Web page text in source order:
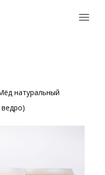
натуральный